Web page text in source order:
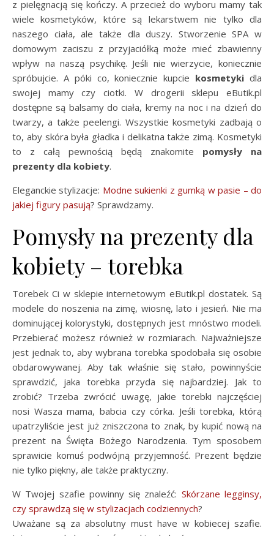
z pielęgnacją się kończy. A przecież do wyboru mamy tak
wiele kosmetyków, które są lekarstwem nie tylko dla
naszego ciała, ale także dla duszy. Stworzenie SPA w
domowym zaciszu z przyjaciółką może mieć zbawienny
wpływ na naszą psychikę. Jeśli nie wierzycie, koniecznie
spróbujcie. A póki co, koniecznie kupcie kosmetyki dla
swojej mamy czy ciotki. W drogerii sklepu eButik.pl
dostępne są balsamy do ciała, kremy na noc i na dzień do
twarzy, a także peelengi. Wszystkie kosmetyki zadbają o
to, aby skóra była gładka i delikatna także zimą. Kosmetyki
to z całą pewnością będą znakomite pomysły na
prezenty dla kobiety.
Eleganckie stylizacje: Modne sukienki z gumką w pasie – do
jakiej figury pasują? Sprawdzamy.
Pomysły na prezenty dla
kobiety – torebka
Torebek Ci w sklepie internetowym eButik.pl dostatek. Są
modele do noszenia na zimę, wiosnę, lato i jesień. Nie ma
dominującej kolorystyki, dostępnych jest mnóstwo modeli.
Przebierać możesz również w rozmiarach. Najważniejsze
jest jednak to, aby wybrana torebka spodobała się osobie
obdarowywanej. Aby tak właśnie się stało, powinnyście
sprawdzić, jaka torebka przyda się najbardziej. Jak to
zrobić? Trzeba zwrócić uwagę, jakie torebki najczęściej
nosi Wasza mama, babcia czy córka. Jeśli torebka, którą
upatrzyliście jest już zniszczona to znak, by kupić nową na
prezent na Święta Bożego Narodzenia. Tym sposobem
sprawicie komuś podwójną przyjemność. Prezent będzie
nie tylko piękny, ale także praktyczny.
W Twojej szafie powinny się znaleźć: Skórzane legginsy,
czy sprawdzą się w stylizacjach codziennych?
Uważane są za absolutny must have w kobiecej szafie.